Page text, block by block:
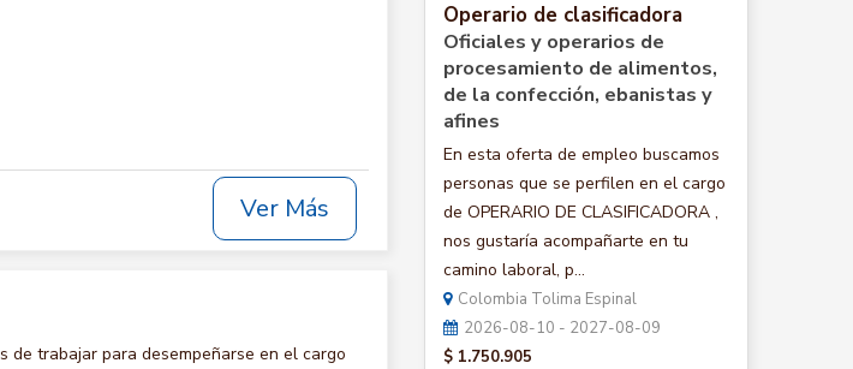
Ver Más
de trabajar para desempeñarse en el cargo
Operario de clasificadora
Oficiales y operarios de
procesamiento de alimentos,
de la confección, ebanistas y
afines
En esta oferta de empleo buscamos
personas que se perfilen en el cargo
de OPERARIO DE CLASIFICADORA ,
nos gustaría acompañarte en tu
camino laboral, p...
Colombia Tolima Espinal
2026-08-10 - 2027-08-09
$ 1.750.905